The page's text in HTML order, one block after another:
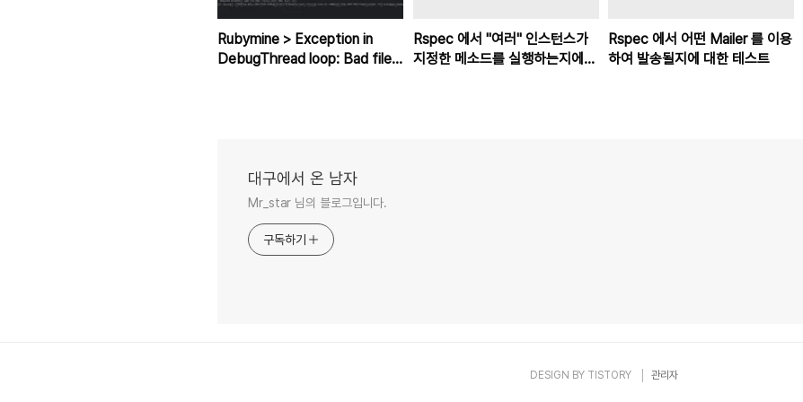
Rubymine > Exception in
DebugThread loop: Bad file
Rspec 에서 "여러" 인스턴스가
지정한 메소드를 실행하는지에
Rspec 에서 어떤 Mailer 를 이용
하여 발송될지에 대한 테스트
대구에서 온 남자
Mr_star 님의 블로그입니다.
구독하기
DESIGN BY TISTORY 관리자